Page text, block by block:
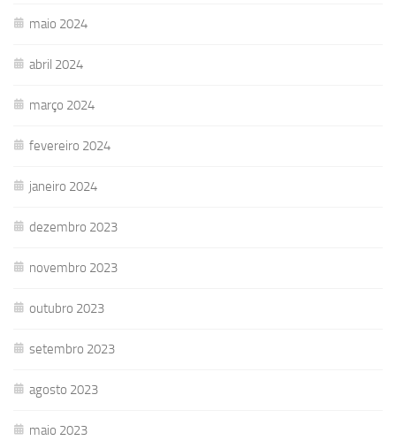
maio 2024
abril 2024
março 2024
fevereiro 2024
janeiro 2024
dezembro 2023
novembro 2023
outubro 2023
setembro 2023
agosto 2023
maio 2023